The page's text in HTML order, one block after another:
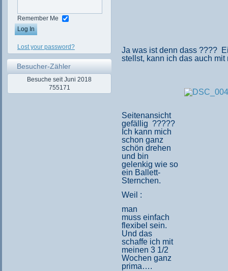
Remember Me
Lost your password?
Besucher-Zähler
Besuche seit Juni 2018
755171
Ja was ist denn dass ????
stellst, kann ich das auch
Seitenansicht
gefällig ?????
Ich kann mich
schon ganz
schön drehen
und bin
gelenkig wie so
ein Ballett-
Sternchen.
Weil :
man
muss einfach
flexibel sein.
Und das
schaffe ich mit
meinen 3 1/2
Wochen ganz
prima….